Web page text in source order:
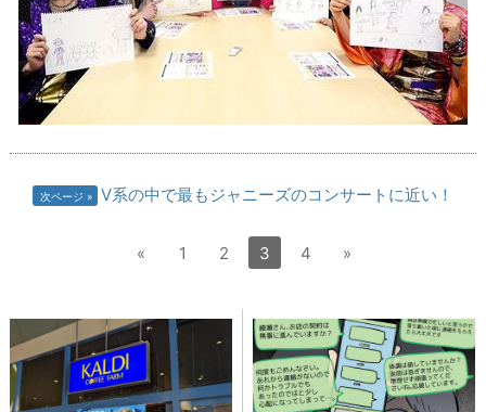
次ページ V系の中で最もジャニーズのコンサートに近い！
« 1 2 3 4 »